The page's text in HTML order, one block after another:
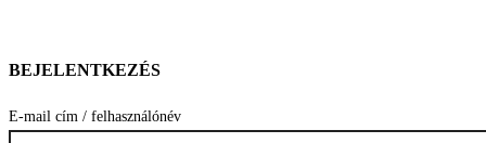
BEJELENTKEZÉS
E-mail cím / felhasználónév